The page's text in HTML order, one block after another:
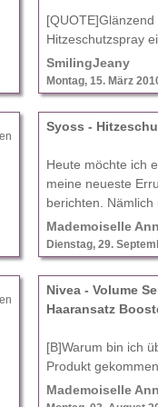
Hitzeschutzspray
die ihr Haar so
glätten wollen.
Schutzschild-
Wärme, sorgt für
SmilingJeany
Montag, 15. März
Syoss -
Heute möchte ich
meine neueste
berichten.
Syoss Hitzeschutz.
überhaupt zu
gekommen?
Mademoiselle
Dienstag, 29.
Nivea - Volume
Haaransatz
[B]Warum bin ich
Produkt
Meine Haare
Mademoiselle